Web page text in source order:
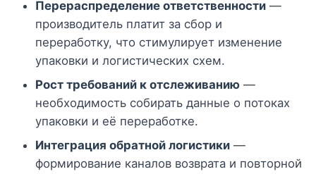
Перераспределение ответственности —
производитель платит за сбор и
переработку, что стимулирует изменение
упаковки и логистических схем.
Рост требований к отслеживанию —
необходимость собирать данные о потоках
упаковки и её переработке.
Интеграция обратной логистики —
формирование каналов возврата и повторной